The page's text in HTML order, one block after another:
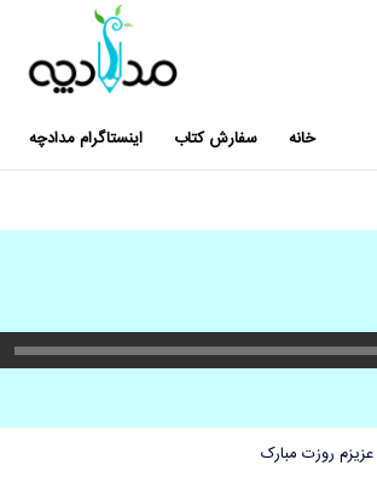
خانه سفارش کتاب اینستاگرام مدادچه
روزت مبارک